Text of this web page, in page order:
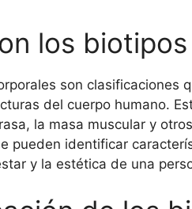
los
son clasificaciones
del cuerpo humano.
la masa muscular y
pueden identificar
y la estética de una